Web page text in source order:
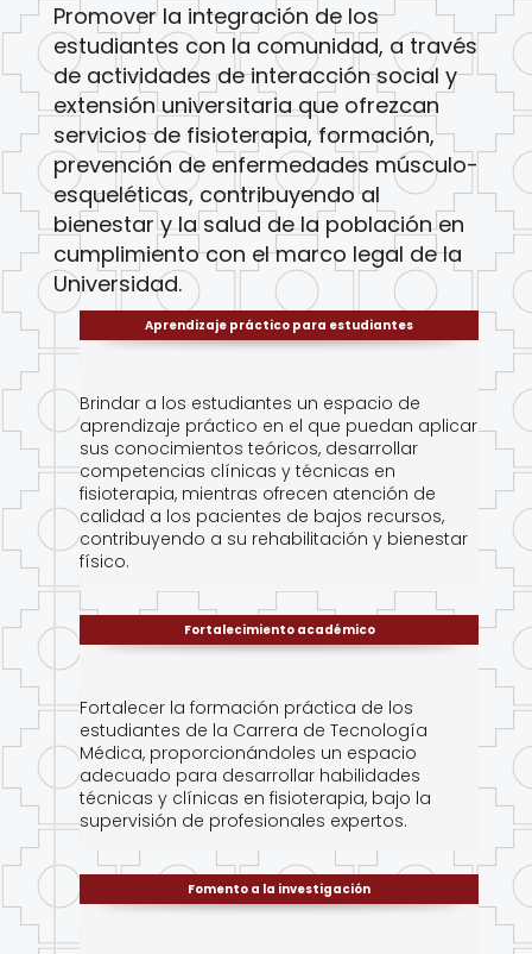
Promover la integración de los
estudiantes con la comunidad, a través
de actividades de interacción social y
extensión universitaria que ofrezcan
servicios de fisioterapia, formación,
prevención de enfermedades músculo-
esqueléticas, contribuyendo al
bienestar y la salud de la población en
cumplimiento con el marco legal de la
Universidad.
Aprendizaje práctico para estudiantes
Brindar a los estudiantes un espacio de
aprendizaje práctico en el que puedan aplicar
sus conocimientos teóricos, desarrollar
competencias clínicas y técnicas en
fisioterapia, mientras ofrecen atención de
calidad a los pacientes de bajos recursos,
contribuyendo a su rehabilitación y bienestar
físico.
Fortalecimiento académico
Fortalecer la formación práctica de los
estudiantes de la Carrera de Tecnología
Médica, proporcionándoles un espacio
adecuado para desarrollar habilidades
técnicas y clínicas en fisioterapia, bajo la
supervisión de profesionales expertos.
Fomento a la investigación